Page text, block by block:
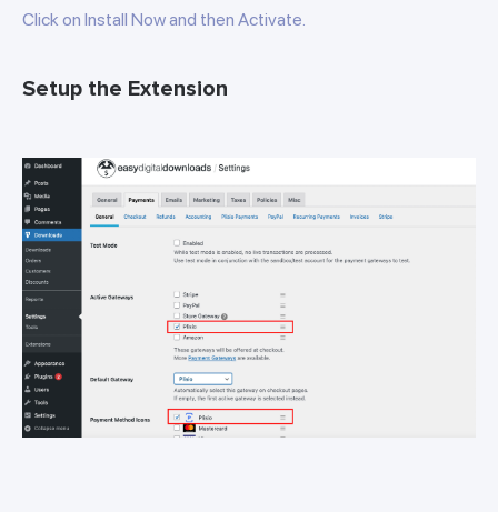
Click on Install Now and then Activate.
Setup the Extension